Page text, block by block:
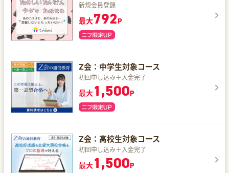
新規会員登録
最大792P
Z会：中学生対象コース
初回申し込み＋入金完了
最大1,500P
Z会：高校生対象コース
初回申し込み＋入金完了
最大1,500P